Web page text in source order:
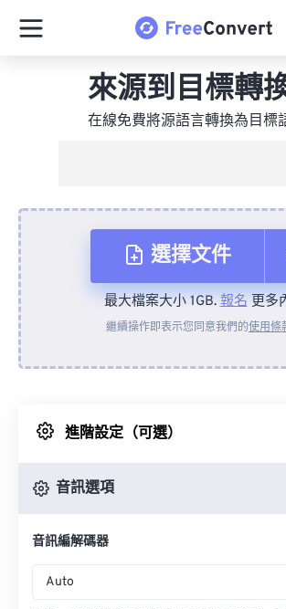
來源到目標轉
在線免費將源語言轉換為目標
選擇文件
來自裝置
來自 Google 雲端硬
最大檔案大小 1GB.報名更多
繼續操作即表示您同意我們的使用條
進階設定（可選）
音訊選項
音訊編解碼器
Auto